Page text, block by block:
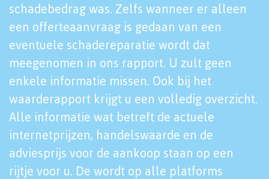
schadebedrag was. Zelfs wanneer er alleen
een offerteaanvraag is gedaan van een
eventuele schadereparatie wordt dat
meegenomen in ons rapport. U zult geen
enkele informatie missen. Ook bij het
waarderapport krijgt u een volledig overzicht.
Alle informatie wat betreft de actuele
internetprijzen, handelswaarde en de
adviesprijs voor de aankoop staan op een
rijtje voor u. De wordt op alle platforms